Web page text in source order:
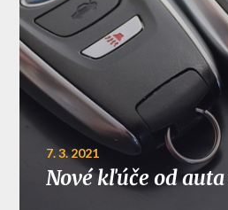
7. 3. 2021
Nové kľúče od